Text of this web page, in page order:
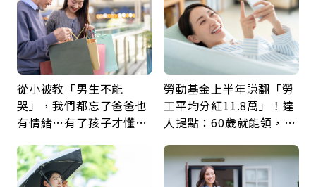
從小被教「男生不能
哭」，我們都忘了爸爸也
有情緒…有了孩子才懂：
久違的關心
勞動基金上半年賺翻「勞
工平均分紅11.8萬」！達
人提點：60歲就能領，重